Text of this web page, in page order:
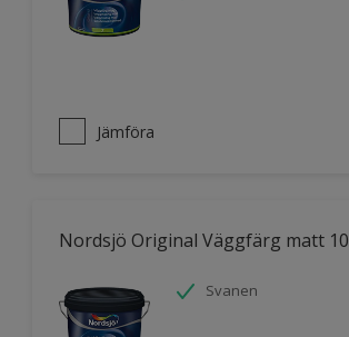
Jämföra
Nordsjö Original Väggfärg matt 10
Svanen